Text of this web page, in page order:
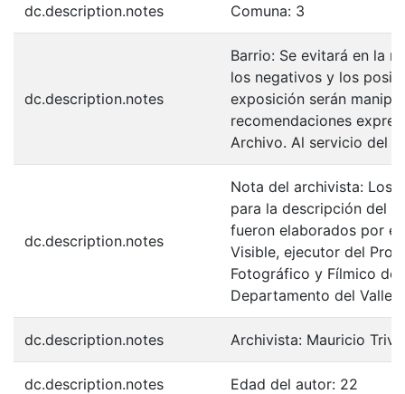
dc.description.notes Comuna: 3
dc.description.notes
Barrio: Se evitará en la
los negativos y los
exposición serán
recomendaciones
Archivo. Al servicio del
dc.description.notes
Nota del archivista: Los
para la descripción del
fueron elaborados por el
Visible, ejecutor del
Fotográfico y Fílmico de
Departamento del Valle
dc.description.notes Archivista: Mauricio
dc.description.notes Edad del autor: 22